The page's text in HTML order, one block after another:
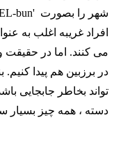
افراد غریبه اغلب به
می کنند. اما در حقیقت
در برزبین هم پیدا
تواند بخاطر جابجایی
دسته ، همه چیز بسیار